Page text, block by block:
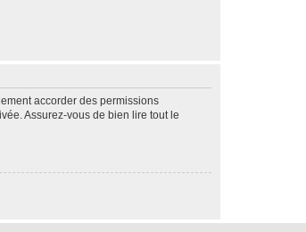
accorder des permissions
Assurez-vous de bien lire tout le